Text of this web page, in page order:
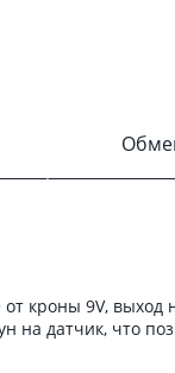
кроны 9V, выход
на датчик, что